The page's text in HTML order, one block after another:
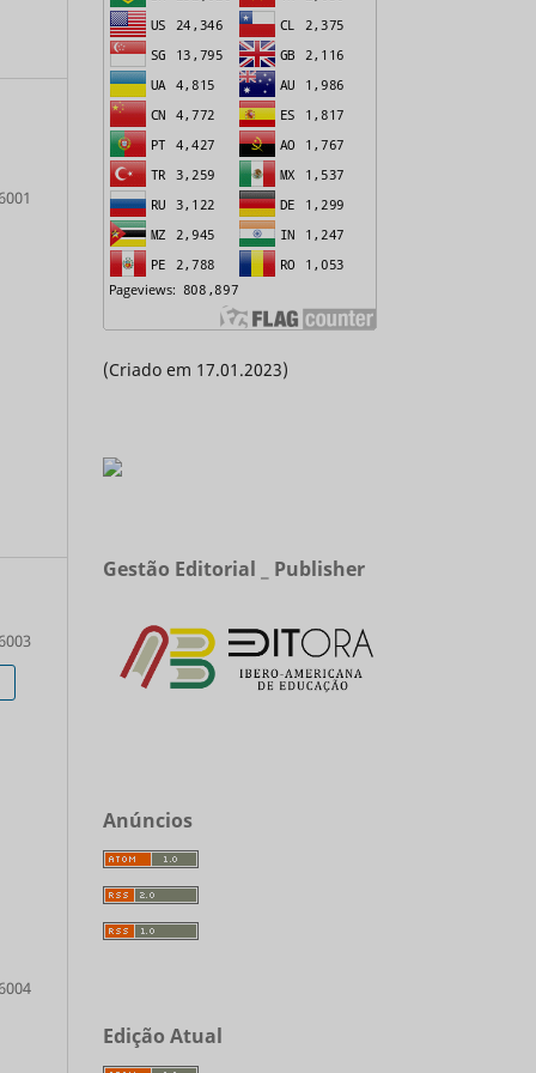
(Criado em 17.01.2023)
Gestão Editorial _ Publisher
Anúncios
Edição Atual